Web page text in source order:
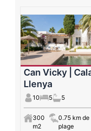
Can Vicky |
Llenya
10 5 5
300
m2
0.75 km de
plage